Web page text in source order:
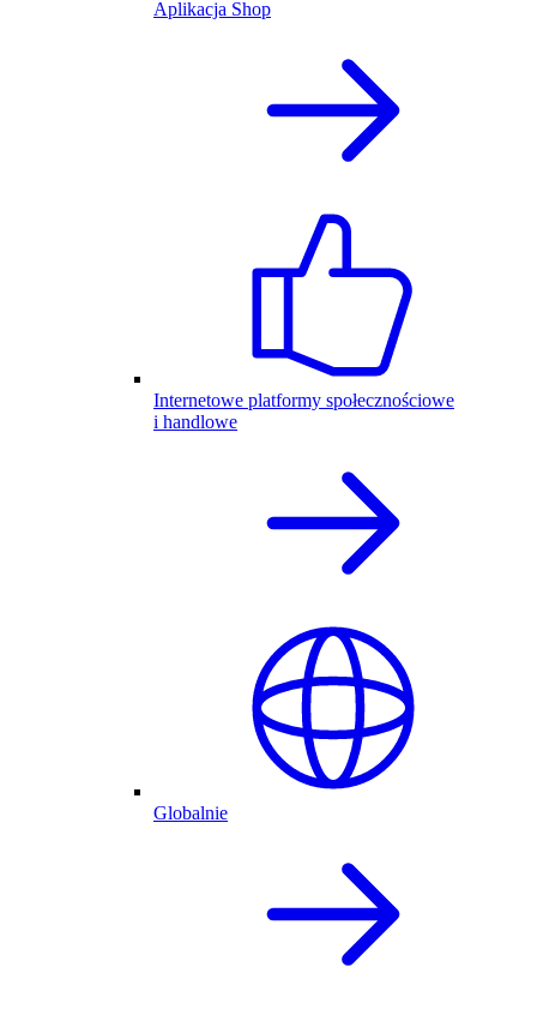
Aplikacja Shop
Internetowe platformy społecznościowe
i handlowe
Globalnie